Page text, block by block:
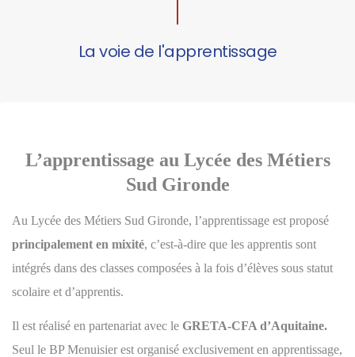
La voie de l'apprentissage
L’apprentissage au Lycée des Métiers
Sud Gironde
Au Lycée des Métiers Sud Gironde, l’apprentissage est proposé
principalement en mixité, c’est-à-dire que les apprentis sont
intégrés dans des classes composées à la fois d’élèves sous statut
scolaire et d’apprentis.
Il est réalisé en partenariat avec le GRETA-CFA d’Aquitaine.
Seul le BP Menuisier est organisé exclusivement en apprentissage,